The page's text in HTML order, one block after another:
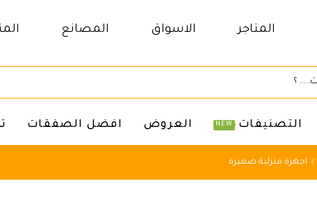
المتاجر الاسواق المصانع
التصنيفات NEW العروض افضل الصفقات
اجهزة منزلية صغيرة